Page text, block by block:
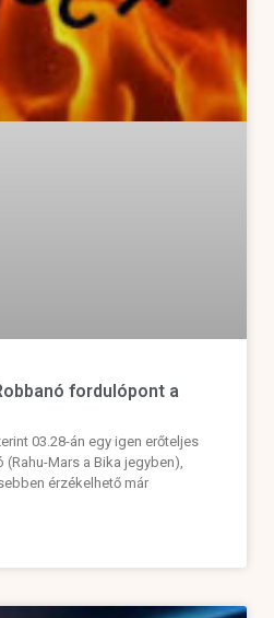
fordulópont a
03.28-án egy igen erőteljes
Mars a Bika jegyben),
érzékelhető már